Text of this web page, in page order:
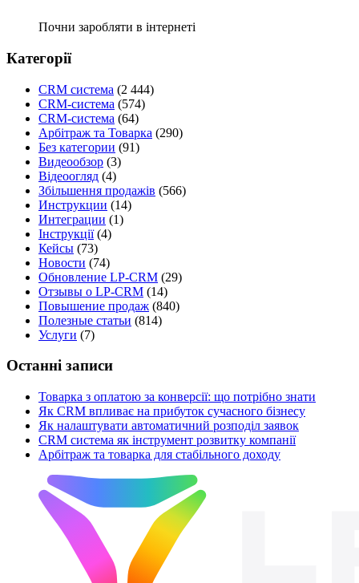
Почни заробляти в інтернеті
Категорії
CRM система (2 444)
CRM-система (574)
CRM-система (64)
Арбітраж та Товарка (290)
Без категории (91)
Видеообзор (3)
Відеоогляд (4)
Збільшення продажів (566)
Инструкции (14)
Интеграции (1)
Інструкції(4)
Кейсы (73)
Новости (74)
Обновление LP-CRM (29)
Отзывы о LP-CRM (14)
Повышение продаж (840)
Полезные статьи (814)
Услуги (7)
Останні записи
Товарка з оплатою за конверсії: що потрібно знати
Як CRM впливає на прибуток сучасного бізнесу
Як налаштувати автоматичний розподіл заявок
CRM система як інструмент розвитку компанії
Арбітраж та товарка для стабільного доходу